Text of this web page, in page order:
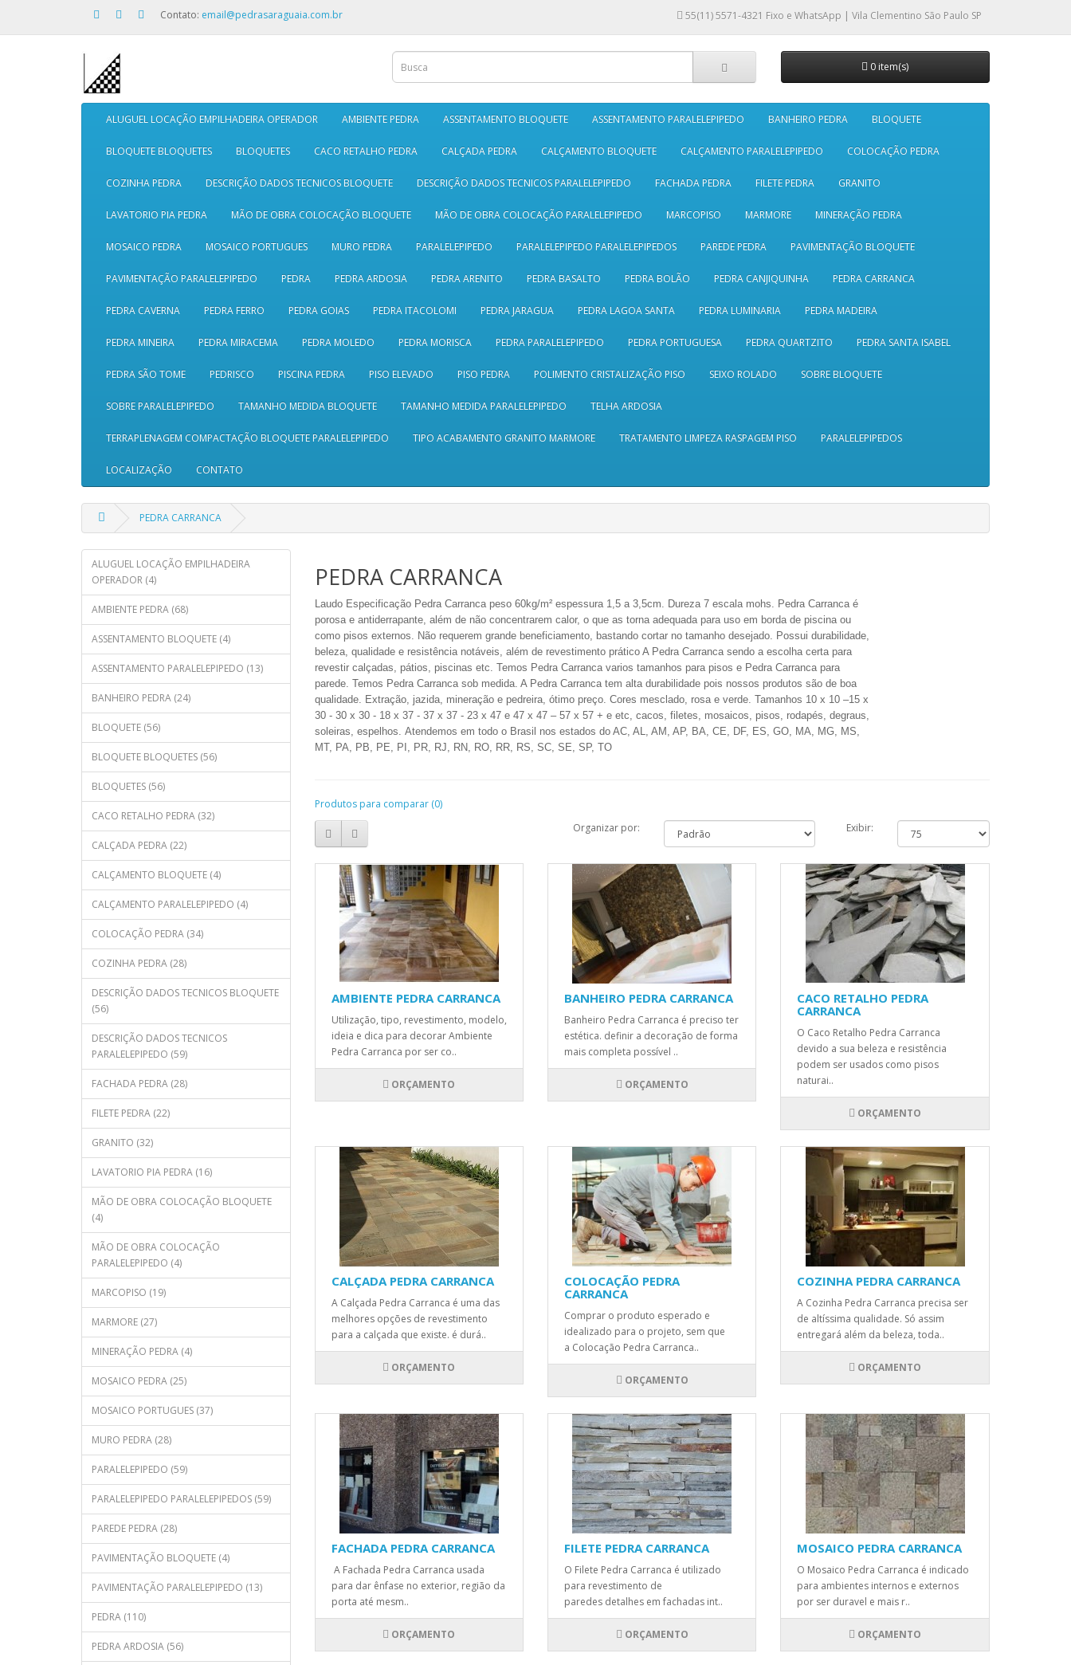
Contato: email@pedrasaraguaia.com.br 55(11) 5571-4321 Fixo e WhatsApp | Vila Clementino São Paulo SP
0 item(s)
ALUGUEL LOCAÇÃO EMPILHADEIRA OPERADOR AMBIENTE PEDRA ASSENTAMENTO BLOQUETE ASSENTAMENTO PARALELEPIPEDO BANHEIRO PEDRA BLOQUETE
BLOQUETE BLOQUETES BLOQUETES CACO RETALHO PEDRA CALÇADA PEDRA CALÇAMENTO BLOQUETE CALÇAMENTO PARALELEPIPEDO COLOCAÇÃO PEDRA
COZINHA PEDRA DESCRIÇÃO DADOS TECNICOS BLOQUETE DESCRIÇÃO DADOS TECNICOS PARALELEPIPEDO FACHADA PEDRA FILETE PEDRA GRANITO
LAVATORIO PIA PEDRA MÃO DE OBRA COLOCAÇÃO BLOQUETE MÃO DE OBRA COLOCAÇÃO PARALELEPIPEDO MARCOPISO MARMORE MINERAÇÃO PEDRA
MOSAICO PEDRA MOSAICO PORTUGUES MURO PEDRA PARALELEPIPEDO PARALELEPIPEDO PARALELEPIPEDOS PAREDE PEDRA PAVIMENTAÇÃO BLOQUETE
PAVIMENTAÇÃO PARALELEPIPEDO PEDRA PEDRA ARDOSIA PEDRA ARENITO PEDRA BASALTO PEDRA BOLÃO PEDRA CANJIQUINHA PEDRA CARRANCA
PEDRA CAVERNA PEDRA FERRO PEDRA GOIAS PEDRA ITACOLOMI PEDRA JARAGUA PEDRA LAGOA SANTA PEDRA LUMINARIA PEDRA MADEIRA
PEDRA MINEIRA PEDRA MIRACEMA PEDRA MOLEDO PEDRA MORISCA PEDRA PARALELEPIPEDO PEDRA PORTUGUESA PEDRA QUARTZITO PEDRA SANTA ISABEL
PEDRA SÃO TOME PEDRISCO PISCINA PEDRA PISO ELEVADO PISO PEDRA POLIMENTO CRISTALIZAÇÃO PISO SEIXO ROLADO SOBRE BLOQUETE
SOBRE PARALELEPIPEDO TAMANHO MEDIDA BLOQUETE TAMANHO MEDIDA PARALELEPIPEDO TELHA ARDOSIA
TERRAPLENAGEM COMPACTAÇÃO BLOQUETE PARALELEPIPEDO TIPO ACABAMENTO GRANITO MARMORE TRATAMENTO LIMPEZA RASPAGEM PISO PARALELEPIPEDOS
LOCALIZAÇÃO CONTATO
PEDRA CARRANCA
ALUGUEL LOCAÇÃO EMPILHADEIRA
OPERADOR (4)
AMBIENTE PEDRA (68)
ASSENTAMENTO BLOQUETE (4)
ASSENTAMENTO PARALELEPIPEDO (13)
BANHEIRO PEDRA (24)
BLOQUETE (56)
BLOQUETE BLOQUETES (56)
BLOQUETES (56)
CACO RETALHO PEDRA (32)
CALÇADA PEDRA (22)
CALÇAMENTO BLOQUETE (4)
CALÇAMENTO PARALELEPIPEDO (4)
COLOCAÇÃO PEDRA (34)
COZINHA PEDRA (28)
DESCRIÇÃO DADOS TECNICOS BLOQUETE
(56)
DESCRIÇÃO DADOS TECNICOS
PARALELEPIPEDO (59)
FACHADA PEDRA (28)
FILETE PEDRA (22)
GRANITO (32)
LAVATORIO PIA PEDRA (16)
MÃO DE OBRA COLOCAÇÃO BLOQUETE
(4)
MÃO DE OBRA COLOCAÇÃO
PARALELEPIPEDO (4)
MARCOPISO (19)
MARMORE (27)
MINERAÇÃO PEDRA (4)
MOSAICO PEDRA (25)
MOSAICO PORTUGUES (37)
MURO PEDRA (28)
PARALELEPIPEDO (59)
PARALELEPIPEDO PARALELEPIPEDOS (59)
PAREDE PEDRA (28)
PAVIMENTAÇÃO BLOQUETE (4)
PAVIMENTAÇÃO PARALELEPIPEDO (13)
PEDRA (110)
PEDRA ARDOSIA (56)
PEDRA CARRANCA
Laudo EspecificaçãoPedra Carranca peso 60kg/m² espessura 1,5 a 3,5cm. Dureza 7 escala mohs. Pedra Carranca é
porosa e antiderrapante, além de não concentrarem calor, o que as torna adequada para uso em borda de piscina ou
como pisos externos. Não requerem grande beneficiamento, bastando cortar no tamanho desejado. Possui durabilidade,
beleza, qualidade e resistência notáveis, além de revestimento prático A Pedra Carranca sendo a escolha certa para
revestir calçadas, pátios, piscinas etc. Temos Pedra Carranca varios tamanhos para pisos e Pedra Carranca para
parede. Temos Pedra Carranca sob medida. A Pedra Carranca tem alta durabilidade pois nossos produtos são de boa
qualidade. Extração, jazida, mineração e pedreira, ótimopreço. Cores mesclado, rosa e verde. Tamanhos 10 x 10 –15 x
30 - 30 x 30 - 18 x 37 - 37 x 37 - 23 x 47 e 47 x 47 – 57 x 57 + e etc, cacos, filetes, mosaicos, pisos, rodapés, degraus,
soleiras, espelhos. Atendemos em todo o Brasil nos estados do AC, AL, AM, AP, BA, CE, DF, ES, GO, MA, MG, MS,
MT, PA, PB, PE, PI, PR, RJ, RN, RO, RR, RS, SC, SE, SP, TO
Produtos para comparar (0)
Organizar por:
Exibir:
AMBIENTE PEDRA CARRANCA
Utilização, tipo, revestimento, modelo,
ideia e dica para decorar Ambiente
Pedra Carranca por ser co..
ORÇAMENTO
BANHEIRO PEDRA CARRANCA
Banheiro Pedra Carranca é preciso ter
estética. definir a decoração de forma
mais completa possível ..
ORÇAMENTO
CACO RETALHO PEDRA
CARRANCA
O Caco Retalho Pedra Carranca
devido a sua beleza e resistência
podem ser usados como pisos
naturai..
ORÇAMENTO
CALÇADA PEDRA CARRANCA
A Calçada Pedra Carranca é uma das
melhores opções de revestimento
para a calçada que existe. é durá..
ORÇAMENTO
COLOCAÇÃO PEDRA
CARRANCA
Comprar o produto esperado e
idealizado para o projeto, sem que
a Colocação Pedra Carranca..
ORÇAMENTO
COZINHA PEDRA CARRANCA
A Cozinha Pedra Carranca precisa ser
de altíssima qualidade. Só assim
entregará além da beleza, toda..
ORÇAMENTO
FACHADA PEDRA CARRANCA
A Fachada Pedra Carranca usada
para dar ênfase no exterior, região da
porta até mesm..
ORÇAMENTO
FILETE PEDRA CARRANCA
O Filete Pedra Carranca é utilizado
para revestimento de
paredes detalhes em fachadas int..
ORÇAMENTO
MOSAICO PEDRA CARRANCA
O Mosaico Pedra Carranca é indicado
para ambientes internos e externos
por ser duravel e mais r..
ORÇAMENTO